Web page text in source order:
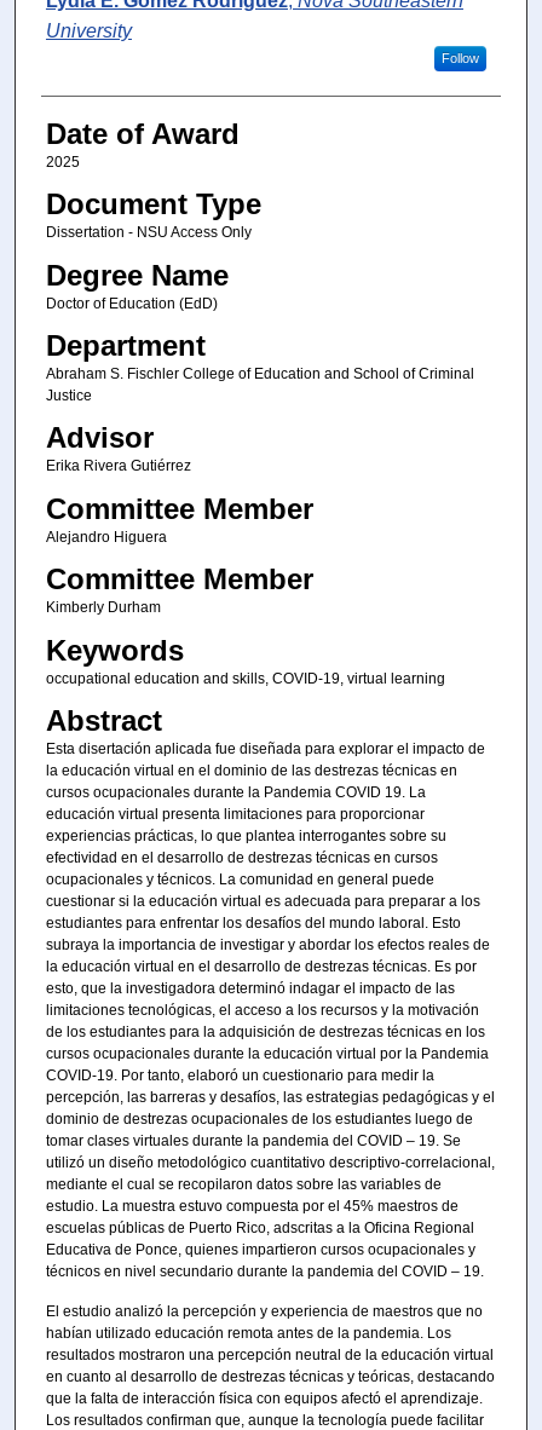
University
Follow
Date of Award
2025
Document Type
Dissertation - NSU Access Only
Degree Name
Doctor of Education (EdD)
Department
Abraham S. Fischler College of Education and School of Criminal
Justice
Advisor
Erika Rivera Gutiérrez
Committee Member
Alejandro Higuera
Committee Member
Kimberly Durham
Keywords
occupational education and skills, COVID-19, virtual learning
Abstract
Esta disertación aplicada fue diseñada para explorar el impacto de
la educación virtual en el dominio de las destrezas técnicas en
cursos ocupacionales durante la Pandemia COVID 19. La
educación virtual presenta limitaciones para proporcionar
experiencias prácticas, lo que plantea interrogantes sobre su
efectividad en el desarrollo de destrezas técnicas en cursos
ocupacionales y técnicos. La comunidad en general puede
cuestionar si la educación virtual es adecuada para preparar a los
estudiantes para enfrentar los desafíos del mundo laboral. Esto
subraya la importancia de investigar y abordar los efectos reales de
la educación virtual en el desarrollo de destrezas técnicas. Es por
esto, que la investigadora determinó indagar el impacto de las
limitaciones tecnológicas, el acceso a los recursos y la motivación
de los estudiantes para la adquisición de destrezas técnicas en los
cursos ocupacionales durante la educación virtual por la Pandemia
COVID-19. Por tanto, elaboró un cuestionario para medir la
percepción, las barreras y desafíos, las estrategias pedagógicas y el
dominio de destrezas ocupacionales de los estudiantes luego de
tomar clases virtuales durante la pandemia del COVID – 19. Se
utilizó un diseño metodológico cuantitativo descriptivo-correlacional,
mediante el cual se recopilaron datos sobre las variables de
estudio. La muestra estuvo compuesta por el 45% maestros de
escuelas públicas de Puerto Rico, adscritas a la Oficina Regional
Educativa de Ponce, quienes impartieron cursos ocupacionales y
técnicos en nivel secundario durante la pandemia del COVID – 19.
El estudio analizó la percepción y experiencia de maestros que no
habían utilizado educación remota antes de la pandemia. Los
resultados mostraron una percepción neutral de la educación virtual
en cuanto al desarrollo de destrezas técnicas y teóricas, destacando
que la falta de interacción física con equipos afectó el aprendizaje.
Los resultados confirman que, aunque la tecnología puede facilitar